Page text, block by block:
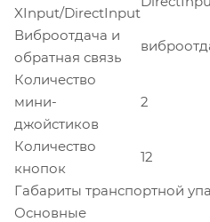
XInput/DirectInput
Виброотдача и
обратная связь
Количество
мини-
джойстиков
2
Количество
кнопок
12
Габариты транспортной
Основные